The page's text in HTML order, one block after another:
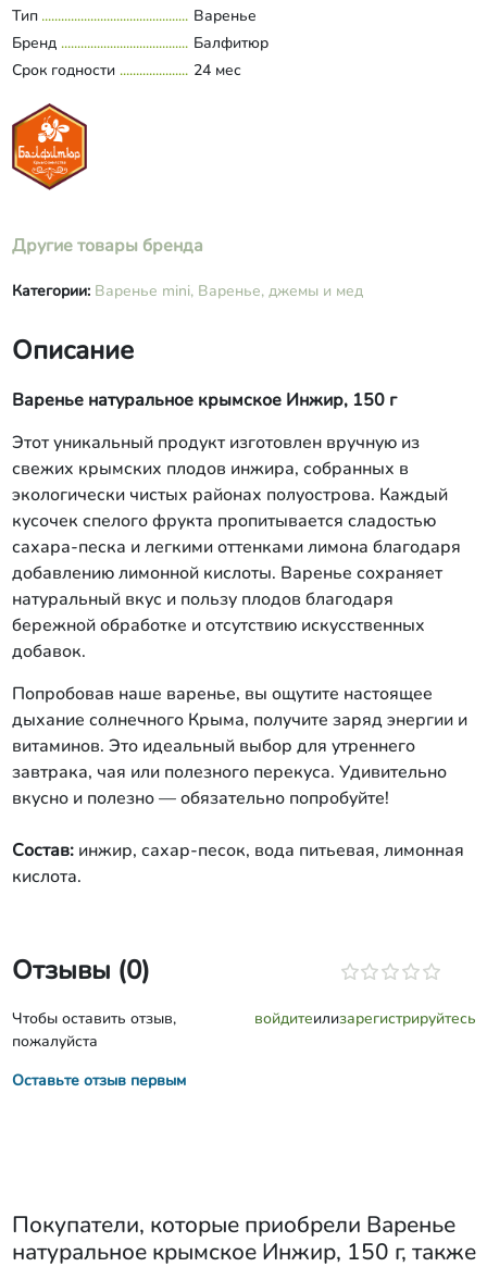
Тип
Варенье
Бренд
Балфитюр
Срок годности
24 мес
Другие товары бренда
Категории: Варенье mini, Варенье, джемы и мед
Описание
Варенье натуральное крымское Инжир, 150 г
Этот уникальный продукт изготовлен вручную из
свежих крымских плодов инжира, собранных в
экологически чистых районах полуострова. Каждый
кусочек спелого фрукта пропитывается сладостью
сахара-песка и легкими оттенками лимона благодаря
добавлению лимонной кислоты. Варенье сохраняет
натуральный вкус и пользу плодов благодаря
бережной обработке и отсутствию искусственных
добавок.
Попробовав наше варенье, вы ощутите настоящее
дыхание солнечного Крыма, получите заряд энергии и
витаминов. Это идеальный выбор для утреннего
завтрака, чая или полезного перекуса. Удивительно
вкусно и полезно — обязательно попробуйте!
Состав:инжир, сахар-песок, вода питьевая, лимонная
кислота.
Отзывы (0)
Чтобы оставить отзыв,
пожалуйста
войдитеилизарегистрируйтесь
Оставьте отзыв первым
Покупатели, которые приобрели Варенье
натуральное крымское Инжир, 150 г, также